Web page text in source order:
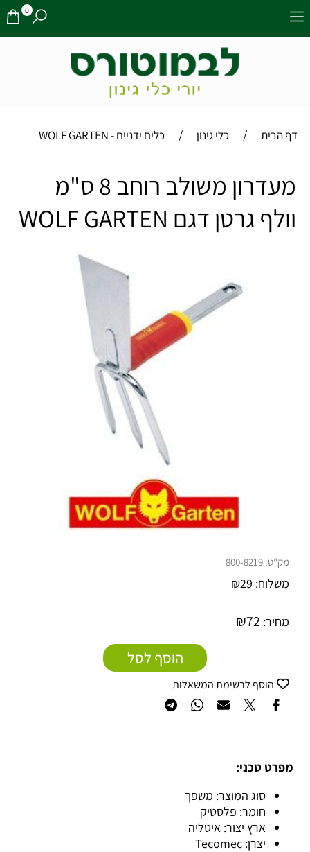
0
דף הבית / כלי גינון / כלים ידניים - WOLF GARTEN
מעדרון משולב רוחב 8 ס"מ
וולף גרטן דגם WOLF GARTEN
מק"ט: 800-8219
משלוח: ₪29
מחיר: ₪72
הוסף לסל
הוסף לרשימת המשאלות
מפרט טכני:
סוג המוצר: משפך
חומר: פלסטיק
ארץ יצור: איטליה
יצרן: Tecomec